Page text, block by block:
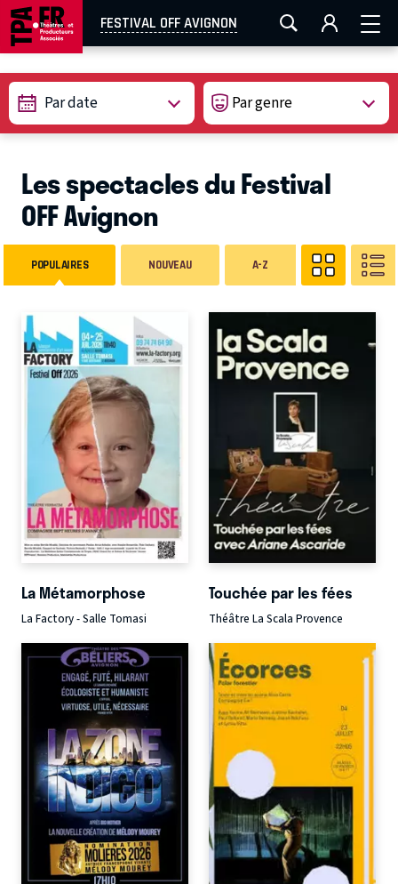
FESTIVAL OFF AVIGNON
AIX-MARSEILLE AURAY CAEN LA ROCHELLE
EN TOURNÉE
Par date
Les spectacles du Festival
OFF Avignon
POPULAIRES NOUVEAU A-Z
La Métamorphose
La Factory - Salle Tomasi
Touchée par les fées
Théâtre La Scala Provence